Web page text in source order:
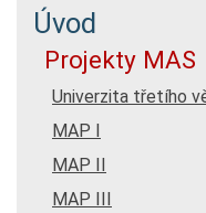
Úvod
Projekty MAS
Univerzita třetího
MAP I
MAP II
MAP III